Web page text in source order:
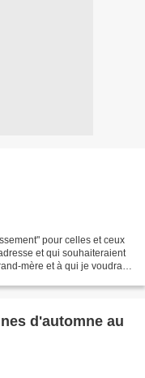
pour celles et ceux
et qui souhaiteraient
mère et à qui je voudrais
d'automne au